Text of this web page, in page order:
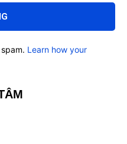
Learn how your